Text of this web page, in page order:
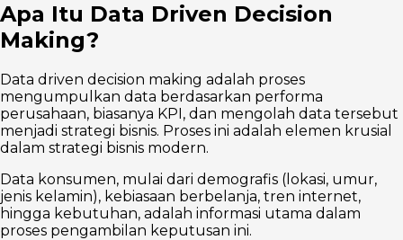
Apa Itu Data Driven Decision
Making?
Data driven decision making adalah proses
mengumpulkan data berdasarkan performa
perusahaan, biasanya KPI, dan mengolah data tersebut
menjadi strategi bisnis. Proses ini adalah elemen krusial
dalam strategi bisnis modern.
Data konsumen, mulai dari demografis (lokasi, umur,
jenis kelamin), kebiasaan berbelanja, tren internet,
hingga kebutuhan, adalah informasi utama dalam
proses pengambilan keputusan ini.